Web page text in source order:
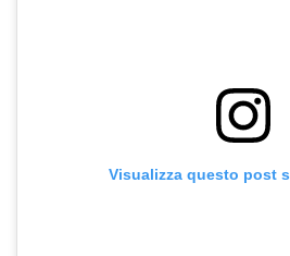
Visualizza questo post